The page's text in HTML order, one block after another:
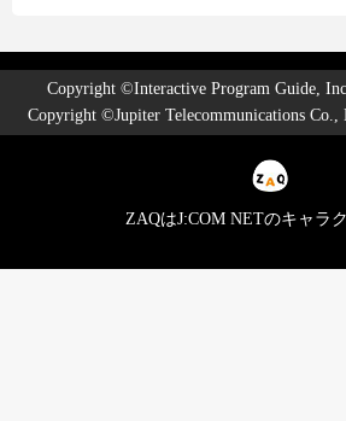
Copyright ©Interactive Program Guide,
Copyright ©Jupiter Telecommunications Co.,
ZAQはJ:COM NETのキャラ